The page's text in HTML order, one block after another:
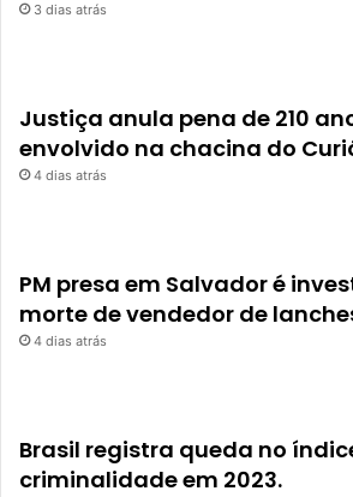
3 dias atrás
Justiça anula pena de 210
envolvido na chacina do
4 dias atrás
PM presa em Salvador é
morte de vendedor de
4 dias atrás
Brasil registra queda no
criminalidade em 2023.